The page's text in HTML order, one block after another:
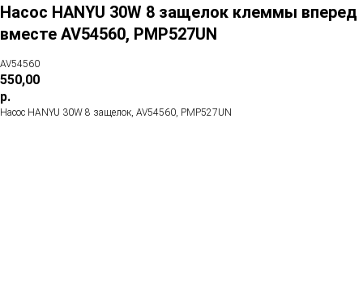
Насос HANYU 30W 8 защелок клеммы вперед
вместе AV54560, PMP527UN
AV54560
550,00
р.
Насос HANYU 30W 8 защелок, AV54560, PMP527UN